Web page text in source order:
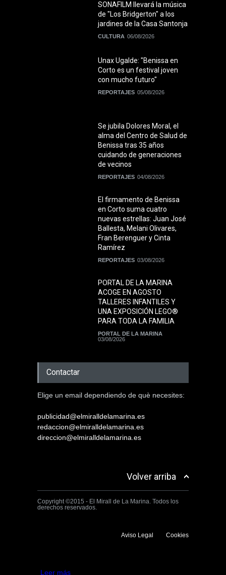
SONAFILM llevará la música
de "Los Bridgerton" a los
jardines de la Casa Santonja
CULTURA 06/08/2026
Unax Ugalde: "Benissa en
Corto es un festival joven
con mucho futuro"
REPORTAJES 05/08/2026
Se jubila Dolores Moral, el
alma del Centro de Salud de
Benissa tras 35 años
cuidando de generaciones
de vecinos
REPORTAJES 04/08/2026
El firmamento de Benissa
en Corto suma cuatro
nuevas estrellas: Juan José
Ballesta, Melani Olivares,
Fran Berenguer y Cinta
Ramírez
REPORTAJES 03/08/2026
PORTAL DE LA MARINA
ACOGE EN AGOSTO
TALLERES INFANTILES Y
UNA EXPOSICIÓN LEGO®
PARA TODA LA FAMILIA
PORTAL DE LA MARINA
03/08/2026
Contactar
Elige un email dependiendo de què necesites:
publicidad@elmiralldelamarina.es
redaccion@elmiralldelamarina.es
direccion@elmiralldelamarina.es
Volver arriba
Copyright ©2015 - El Mirall de La Marina. Todos los
derechos reservados.
Aviso Legal Cookies
Leer más